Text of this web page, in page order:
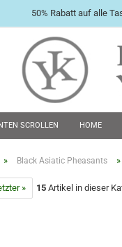
50% Rabatt auf alle
SCROLLEN HOME
» Black Asiatic Pheasants »
» 15 Artikel in dieser